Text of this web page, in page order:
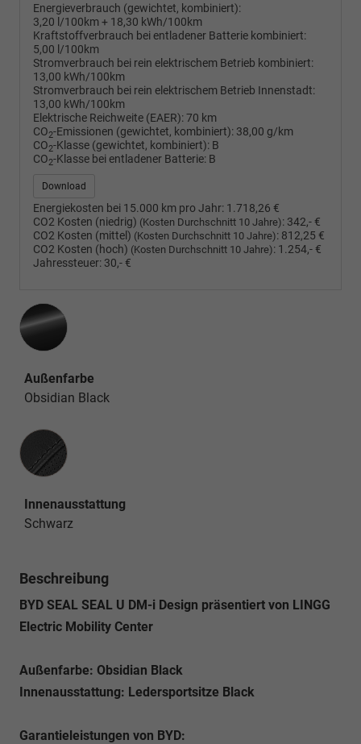
Energieverbrauch (gewichtet, kombiniert):
3,20 l/100km + 18,30 kWh/100km
Kraftstoffverbrauch bei entladener Batterie kombiniert:
5,00 l/100km
Stromverbrauch bei rein elektrischem Betrieb kombiniert:
13,00 kWh/100km
Stromverbrauch bei rein elektrischem Betrieb Innenstadt:
13,00 kWh/100km
Elektrische Reichweite (EAER):70 km
CO2-Emissionen (gewichtet, kombiniert): 38,00 g/km
CO2-Klasse (gewichtet, kombiniert): B
CO2-Klasse bei entladener Batterie: B
Download
Energiekosten bei 15.000 km pro Jahr: 1.718,26 €
CO2 Kosten (niedrig) (Kosten Durchschnitt 10 Jahre): 342,- €
CO2 Kosten (mittel) (Kosten Durchschnitt 10 Jahre): 812,25 €
CO2 Kosten (hoch) (Kosten Durchschnitt 10 Jahre): 1.254,- €
Jahressteuer: 30,- €
Außenfarbe
Obsidian Black
Innenausstattung
Innenausstattung
Schwarz
Beschreibung
BYD SEAL SEAL U DM-i Design präsentiert von LINGG
Electric Mobility Center
Außenfarbe: Obsidian Black
Innenausstattung: Ledersportsitze Black
Garantieleistungen von BYD: